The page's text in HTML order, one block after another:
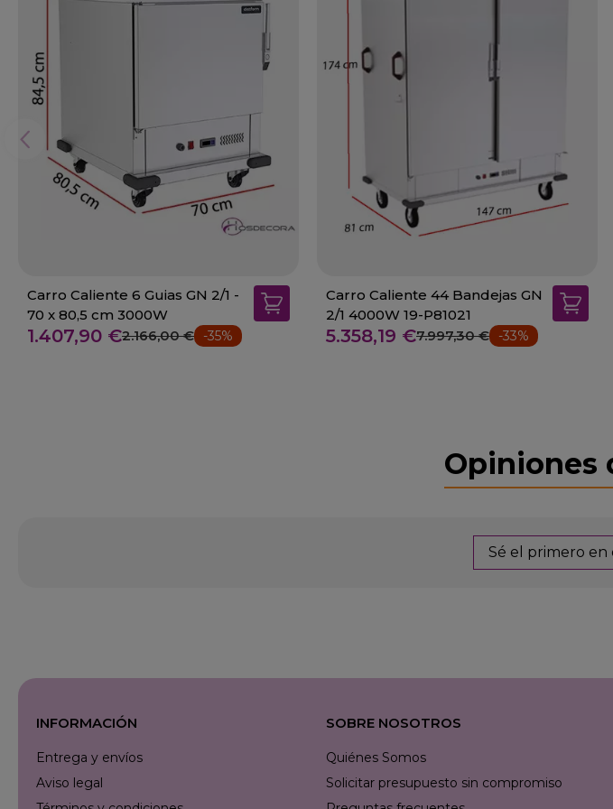
Carro Caliente 6 Guias GN 2/1 -
70 x 80,5 cm 3000W
1.407,90 €2.166,00 € -35%
Carro Caliente 44 Bandejas GN
2/1 4000W 19-P81021
5.358,19 €7.997,30 € -33%
Opiniones
Sé el primero
INFORMACIÓN
Entrega y envíos
Aviso legal
SOBRE NOSOTROS
Quiénes Somos
Solicitar presupuesto sin compromiso